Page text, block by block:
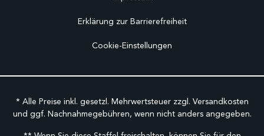
Erklärung zur Barrierefreiheit
Cookie-Einstellungen
* Alle Preise inkl. gesetzl. Mehrwertsteuer zzgl. Versandkosten
und ggf. Nachnahmegebühren, wenn nicht anders angegeben.